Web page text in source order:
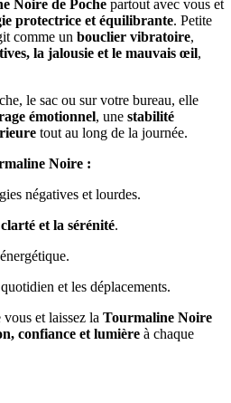
Noire de Poche partout avec vous et
protectrice et équilibrante. Petite
comme un bouclier vibratoire,
la jalousie et le mauvais œil,
le sac ou sur votre bureau, elle
émotionnel, une stabilité
tout au long de la journée.
Noire :
négatives et lourdes.
et la sérénité.
et les déplacements.
et laissez la Tourmaline Noire
confiance et lumière à chaque